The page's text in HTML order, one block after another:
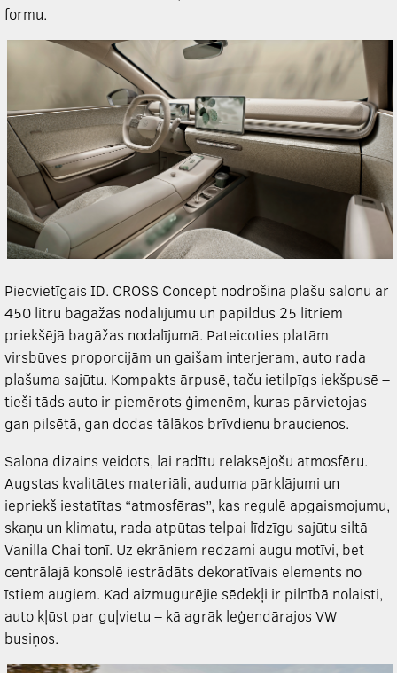
formu.
Piecvietīgais ID. CROSS Concept nodrošina plašu salonu ar
450 litru bagāžas nodalījumu un papildus 25 litriem
priekšējā bagāžas nodalījumā. Pateicoties platām
virsbūves proporcijām un gaišam interjeram, auto rada
plašuma sajūtu. Kompakts ārpusē, taču ietilpīgs iekšpusē –
tieši tāds auto ir piemērots ģimenēm, kuras pārvietojas
gan pilsētā, gan dodas tālākos brīvdienu braucienos.
Salona dizains veidots, lai radītu relaksējošu atmosfēru.
Augstas kvalitātes materiāli, auduma pārklājumi un
iepriekš iestatītas “atmosfēras”, kas regulē apgaismojumu,
skaņu un klimatu, rada atpūtas telpai līdzīgu sajūtu siltā
Vanilla Chai tonī. Uz ekrāniem redzami augu motīvi, bet
centrālajā konsolē iestrādāts dekoratīvais elements no
īstiem augiem. Kad aizmugurējie sēdekļi ir pilnībā nolaisti,
auto kļūst par guļvietu – kā agrāk leģendārajos VW
busiņos.